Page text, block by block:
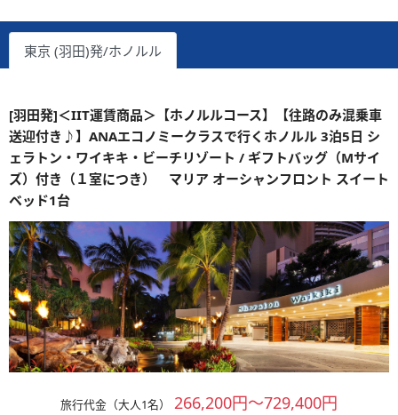
東京 (羽田)発/ホノルル
[羽田発]＜IIT運賃商品＞【ホノルルコース】【往路のみ混乗車
送迎付き♪】ANAエコノミークラスで行くホノルル 3泊5日 シ
ェラトン・ワイキキ・ビーチリゾート / ギフトバッグ（Mサイ
ズ）付き（１室につき） マリア オーシャンフロント スイート
ベッド1台
旅行代金（大人1名） 266,200円～729,400円